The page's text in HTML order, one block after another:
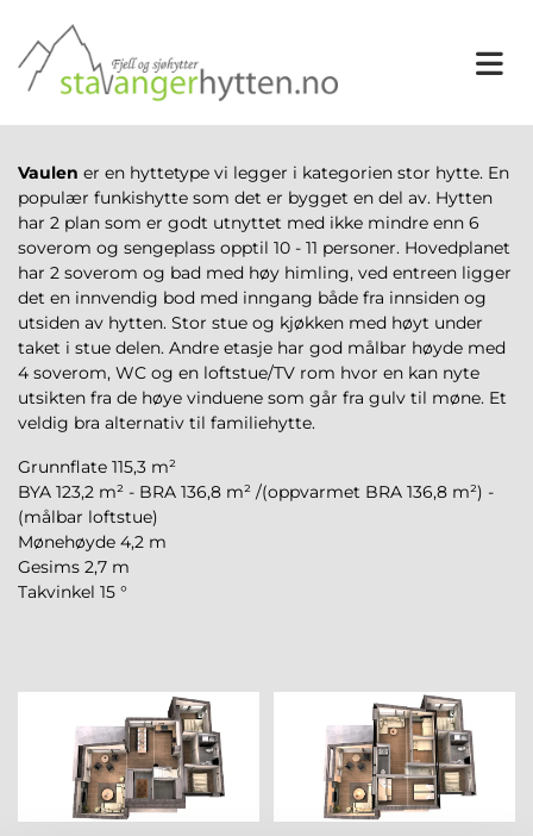
Vaulen er en hyttetype vi legger i kategorien stor hytte. En
populær funkishytte som det er bygget en del av. Hytten
har 2 plan som er godt utnyttet med ikke mindre enn 6
soverom og sengeplass opptil 10 - 11 personer. Hovedplanet
har 2 soverom og bad med høy himling, ved entreen ligger
det en innvendig bod med inngang både fra innsiden og
utsiden av hytten. Stor stue og kjøkken med høyt under
taket i stue delen. Andre etasje har god målbar høyde med
4 soverom, WC og en loftstue/TV rom hvor en kan nyte
utsikten fra de høye vinduene som går fra gulv til møne. Et
veldig bra alternativ til familiehytte.
Grunnflate 115,3 m²
BYA 123,2 m² - BRA 136,8 m² /(oppvarmet BRA 136,8 m²) -
(målbar loftstue)
Mønehøyde 4,2 m
Gesims 2,7 m
Takvinkel 15 °